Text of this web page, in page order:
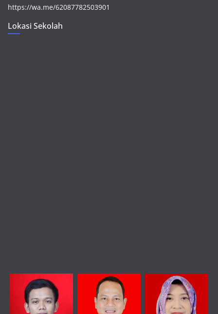
https://wa.me/62087782503901
Lokasi Sekolah